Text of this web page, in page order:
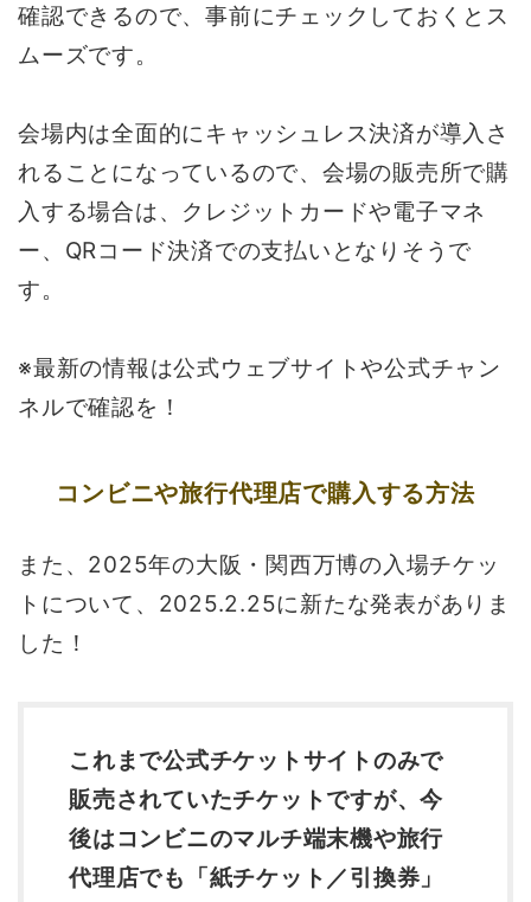
確認できるので、事前にチェックしておくとス
ムーズです。
会場内は全面的にキャッシュレス決済が導入さ
れることになっているので、会場の販売所で購
入する場合は、クレジットカードや電子マネ
ー、QRコード決済での支払いとなりそうで
す。
※最新の情報は公式ウェブサイトや公式チャン
ネルで確認を！
コンビニや旅行代理店で購入する方法
また、2025年の大阪・関西万博の入場チケッ
トについて、2025.2.25に新たな発表がありま
した！
これまで公式チケットサイトのみで
販売されていたチケットですが、今
後はコンビニのマルチ端末機や旅行
代理店でも「紙チケット／引換券」